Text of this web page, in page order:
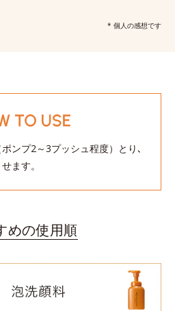
* 個人の感想です
ンプ2～3プッシュ程度）とり､
ます。
めの使用順